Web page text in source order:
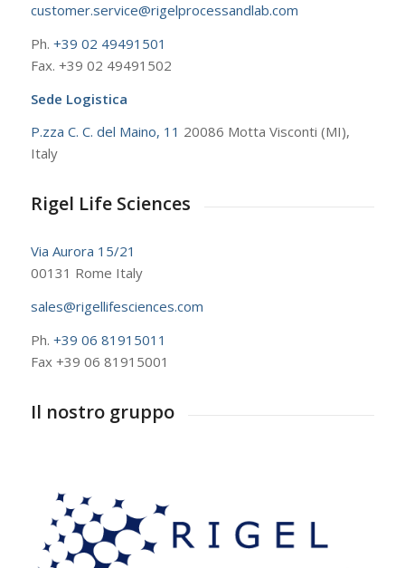
customer.service@rigelprocessandlab.com
Ph. +39 02 49491501
Fax. +39 02 49491502
Sede Logistica
P.zza C. C. del Maino, 11 20086 Motta Visconti (MI),
Italy
Rigel Life Sciences
Via Aurora 15/21
00131 Rome Italy
sales@rigellifesciences.com
Ph. +39 06 81915011
Fax +39 06 81915001
Il nostro gruppo